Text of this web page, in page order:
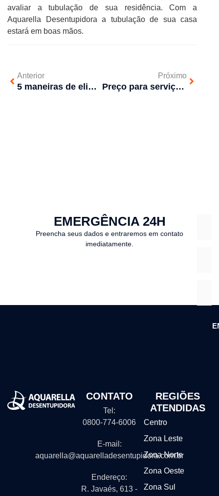
avaliar a tubulação de sua residência. Com a
Aquarella Desentupidora a tubulação de sua casa
estará em boas mãos.
Anterior
5 maneiras de eliminar os cupins da sua casa
Próximo
Preço para serviços de desentupimento
EMERGÊNCIA 24H
Preencha seus dados e entraremos em contato
imediatamente.
CONTATO
Tel:
0800-774-6006
E-mail:
aquarella@aquarelladesentupidora.com.br
Endereço:
R. Javaés, 613 -
REGIÕES
ATENDIDAS
Centro
Zona Leste
Zona Norte
Zona Oeste
Zona Sul